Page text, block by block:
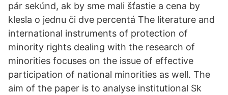
pár sekúnd, ak by sme mali šťastie a cena by
klesla o jednu či dve percentá The literature and
international instruments of protection of
minority rights dealing with the research of
minorities focuses on the issue of effective
participation of national minorities as well. The
aim of the paper is to analyse institutional Sk